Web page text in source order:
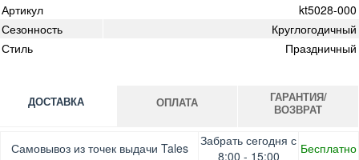
Артикул
kt5028-000
Сезонность
Круглогодичный
Стиль
Праздничный
ДОСТАВКА
Самовывоз из точек выдачи Tales
Забрать сегодня с
8:00 - 15:00
Бесплатно
ОПЛАТА
Оплата при получении товара, Картой онлайн, Google
Pay, Безналичными для юридических лиц, Безналичными
ГАРАНТИЯ/
ВОЗВРАТ
Гарантия. Обмен/возврат товара в течение 14 дней.
Доставка за счет заказчика